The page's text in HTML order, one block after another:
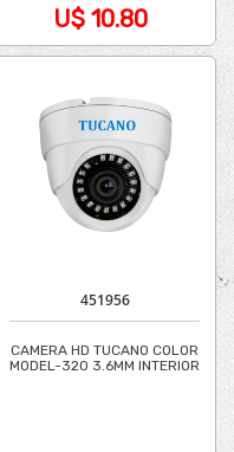
U$ 10.80
451956
CAMERA HD TUCANO COLOR
MODEL-320 3.6MM INTERIOR